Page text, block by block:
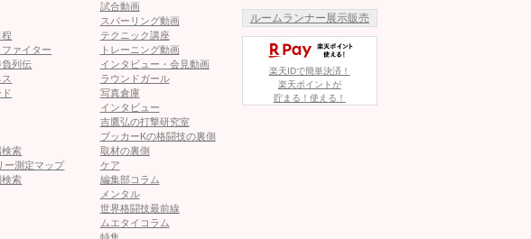
”グラドル華彩なな、メリハリBODYに「45歳までにカコイチ目指す」あと2ヶ月
似”安藤京香、腹筋・桃尻ビキニ姿！「富士山よりきれい」「女神です」
ァイター
列伝
検索
ー測定マップ
検索
試合動画
スパーリング動画
テクニック講座
トレーニング動画
インタビュー・会見動画
ラウンドガール
写真倉庫
インタビュー
吉鷹弘の打撃研究室
ブッカーKの格闘技の裏側
取材の裏側
ケア
編集部コラム
メンタル
世界格闘技最前線
ムエタイコラム
ルームランナー展示販売
楽天IDで簡単決済！
楽天ポイントが
貯まる！使える！